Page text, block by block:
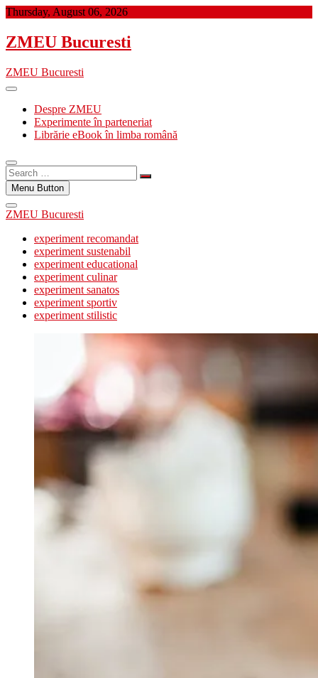
Skip
content
Thursday, August 06, 2026
ZMEU Bucuresti
ZMEU Bucuresti
Despre ZMEU
Experimente în parteneriat
Librărie eBook în limba română
Search
…Menu Button
ZMEU Bucuresti
experiment recomandat
experiment sustenabil
experiment educational
experiment culinar
experiment sanatos
experiment sportiv
experiment stilistic